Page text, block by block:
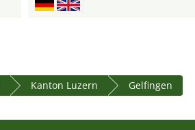
Kanton Luzern Gelfingen